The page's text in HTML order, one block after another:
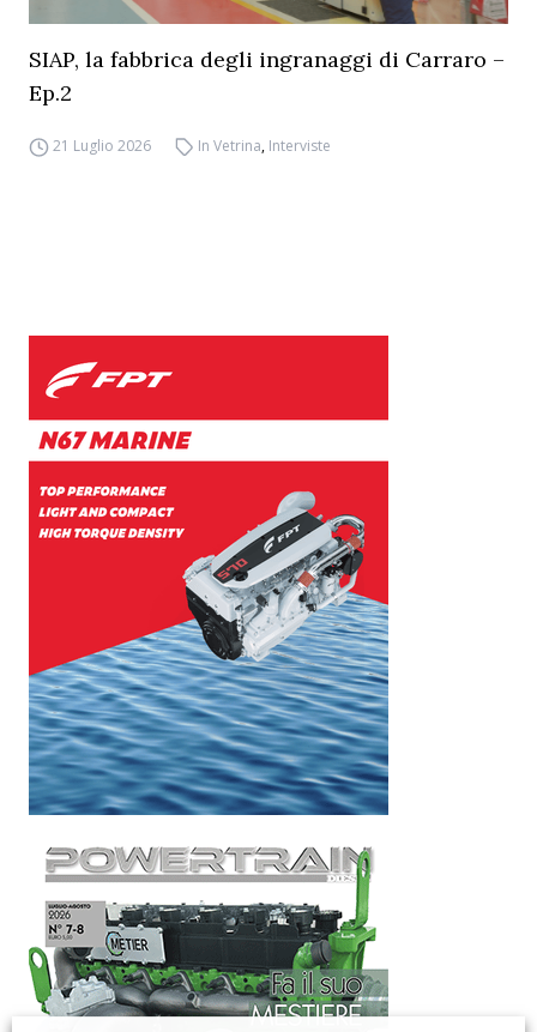
SIAP, la fabbrica degli ingranaggi di Carraro –
Ep.2
21 Luglio 2026 In Vetrina, Interviste